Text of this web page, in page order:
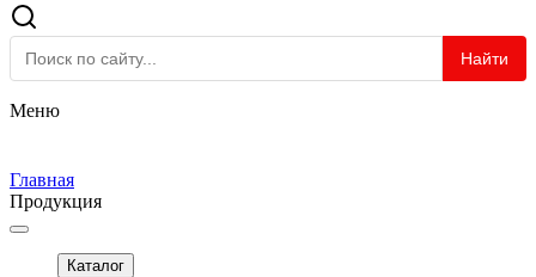
Найти
Меню
Главная
Продукция
Каталог